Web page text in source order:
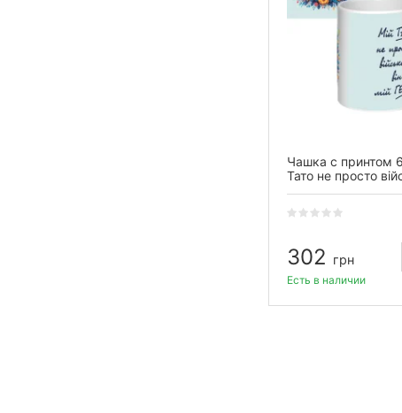
Чашка с принтом
Тато не просто
302 грн
Есть в наличии